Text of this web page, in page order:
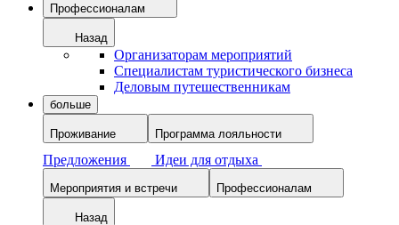
Профессионалам
Назад
Организаторам мероприятий
Специалистам туристического бизнеса
Деловым путешественникам
больше
Проживание Программа лояльности
Предложения Идеи для отдыха
Мероприятия и встречи Профессионалам
Назад